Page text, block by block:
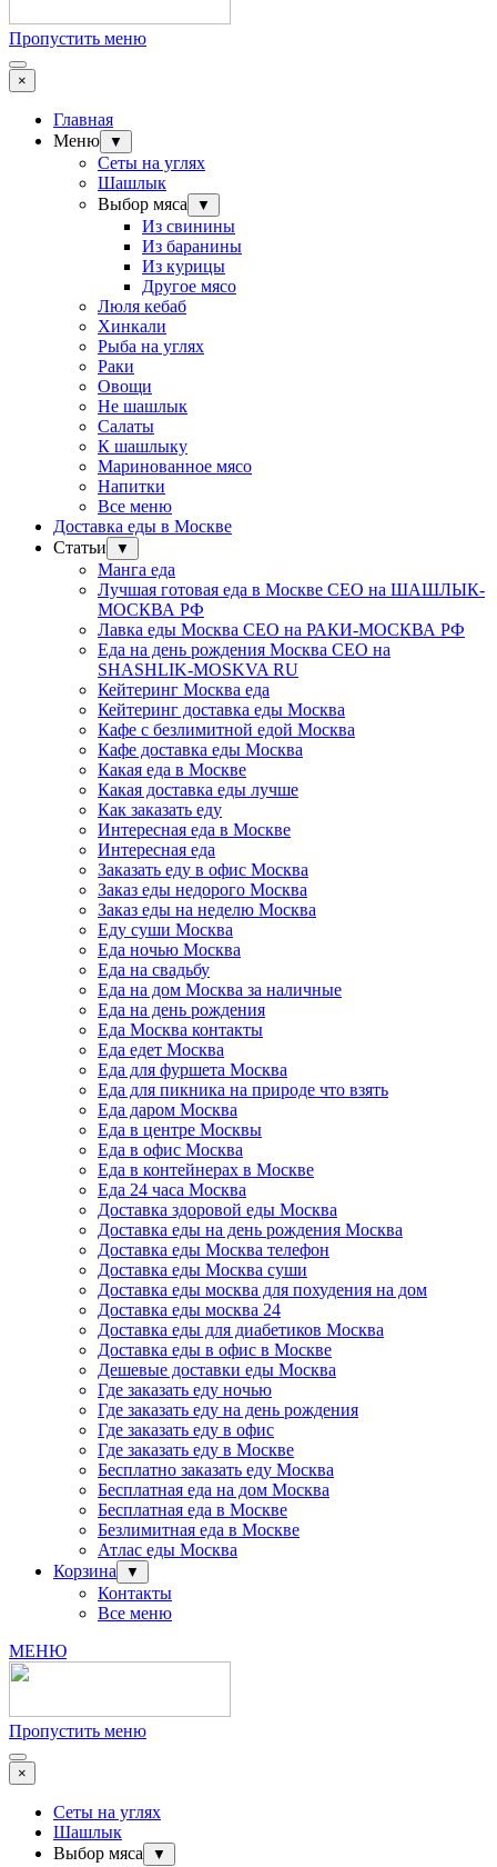
Пропустить меню
×
Главная
Меню
▼
Сеты на углях
Шашлык
Выбор мяса
▼
Из свинины
Из баранины
Из курицы
Другое мясо
Люля кебаб
Хинкали
Рыба на углях
Раки
Овощи
Не шашлык
Салаты
К шашлыку
Маринованное мясо
Напитки
Все меню
Доставка еды в Москве
Статьи
▼
Манга еда
Лучшая готовая еда в Москве СЕО на ШАШЛЫК-
МОСКВА РФ
Лавка еды Москва СЕО на РАКИ-МОСКВА РФ
Еда на день рождения Москва СЕО на
SHASHLIK-MOSKVA RU
Кейтеринг Москва еда
Кейтеринг доставка еды Москва
Кафе с безлимитной едой Москва
Кафе доставка еды Москва
Какая еда в Москве
Какая доставка еды лучше
Как заказать еду
Интересная еда в Москве
Интересная еда
Заказать еду в офис Москва
Заказ еды недорого Москва
Заказ еды на неделю Москва
Еду суши Москва
Еда ночью Москва
Еда на свадьбу
Еда на дом Москва за наличные
Еда на день рождения
Еда Москва контакты
Еда едет Москва
Еда для фуршета Москва
Еда для пикника на природе что взять
Еда даром Москва
Еда в центре Москвы
Еда в офис Москва
Еда в контейнерах в Москве
Еда 24 часа Москва
Доставка здоровой еды Москва
Доставка еды на день рождения Москва
Доставка еды Москва телефон
Доставка еды Москва суши
Доставка еды москва для похудения на дом
Доставка еды москва 24
Доставка еды для диабетиков Москва
Доставка еды в офис в Москве
Дешевые доставки еды Москва
Где заказать еду ночью
Где заказать еду на день рождения
Где заказать еду в офис
Где заказать еду в Москве
Бесплатно заказать еду Москва
Бесплатная еда на дом Москва
Бесплатная еда в Москве
Безлимитная еда в Москве
Атлас еды Москва
Корзина
▼
Контакты
Все меню
МЕНЮ
Пропустить меню
×
Сеты на углях
Шашлык
Выбор мяса
▼